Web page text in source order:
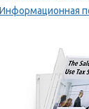
Информационная